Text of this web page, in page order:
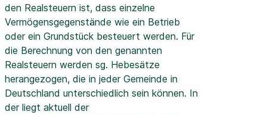
den Realsteuern ist, dass einzelne
Vermögensgegenstände wie ein Betrieb
oder ein Grundstück besteuert werden. Für
die Berechnung von den genannten
Realsteuern werden sg. Hebesätze
herangezogen, die in jeder Gemeinde in
Deutschland unterschiedlich sein können. In
der liegt aktuell der